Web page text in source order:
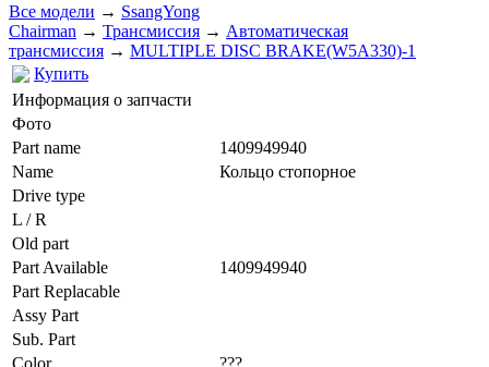
Все модели → SsangYong
Chairman → Трансмиссия → Автоматическая
трансмиссия → MULTIPLE DISC BRAKE(W5A330)-1
Купить
Информация о запчасти
Фото
Part name
1409949940
Name
Кольцо стопорное
Drive type
L / R
Old part
Part Available
1409949940
Part Replacable
Assy Part
Sub. Part
Color
???